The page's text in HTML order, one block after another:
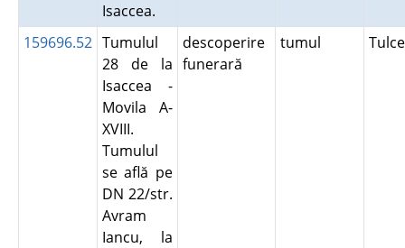
Isaccea.
159696.52 Tumulul
28 de la
Isaccea -
Movila A-
XVIII.
Tumulul
se află pe
DN 22/str.
Avram
Iancu, la
descoperire
funerară
tumul